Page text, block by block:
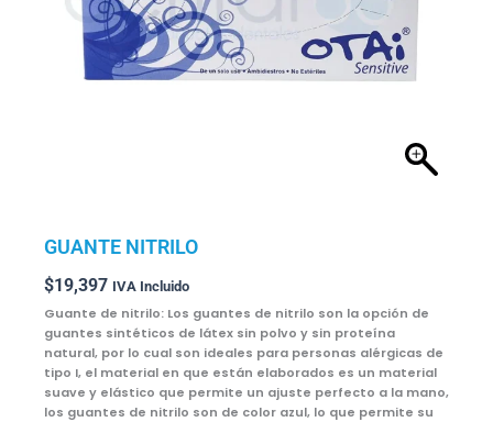
GUANTE NITRILO
$19,397 IVA Incluido
Guante de nitrilo: Los guantes de nitrilo son la opción de
guantes sintéticos de látex sin polvo y sin proteína
natural, por lo cual son ideales para personas alérgicas de
tipo I, el material en que están elaborados es un material
suave y elástico que permite un ajuste perfecto a la mano,
los guantes de nitrilo son de color azul, lo que permite su